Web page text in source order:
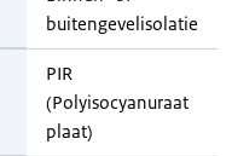
buitengevelisolatie
PIR
(Polyisocyanuraat
plaat)